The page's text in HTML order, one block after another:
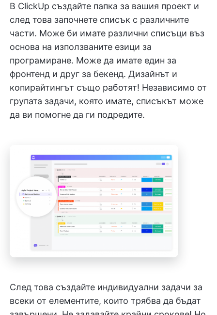
В ClickUp създайте папка за вашия проект и
след това започнете списък с различните
части. Може би имате различни списъци въз
основа на използваните езици за
програмиране. Може да имате един за
фронтенд и друг за бекенд. Дизайнът и
копирайтингът също работят! Независимо от
групата задачи, която имате, списъкът може
да ви помогне да ги подредите.
След това създайте индивидуални задачи за
всеки от елементите, които трябва да бъдат